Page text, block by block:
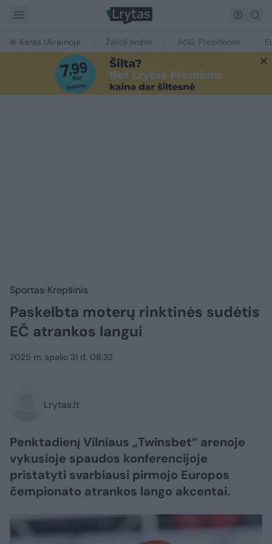
Karas Ukrainoje Žalioji erdvė Ačiū, Prezidente
Sportas Krepšinis
Paskelbta moterų rinktinės sudėtis
EČ atrankos langui
2025 m. spalio 31 d. 08:32
Lrytas.lt
Penktadienį Vilniaus „Twinsbet“ arenoje
vykusioje spaudos konferencijoje
pristatyti svarbiausi pirmojo Europos
čempionato atrankos lango akcentai.